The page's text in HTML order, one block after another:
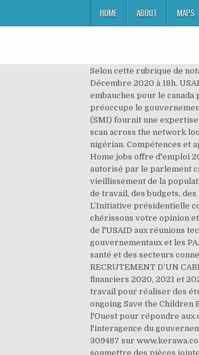
HOME ABOUT MAPS
Selon cette rubrique de notation, l'expérience de travail, les connaissances, les compétences et les capacités sont les facteurs les plus importants. Non ... 28 Décembre 2020 à 18h. USAID recrutement 2019-2020: L'USAID vient d'être autorisé par le parlement canadien pour recruter 20 000 personnes pour des embauches pour le canada pour une résidence permanente afin de lutter contre le vieillissement de la population canadienne qui est une question importante qui préoccupe le gouvernement canadien Société : USAID × Dismiss filters ... PROPOSER UN EMPLOI. Le spécialiste en gestion de projet (Santé maternelle et infantile) (SMI) fournit une expertise technique et programmatique à l'équipe HPN. If you are at an office or shared network, you can ask the network administrator to run a scan across the network looking for misconfigured or infected devices. Le paiement de ces taxes est une affaire entre chaque employé et le gouvernement nigérian. Compétences et aptitudes: Une capacité démontrée d'analyse perceptive et une capacité à écrire logiquement et à parler efficacement sont nécessaires. Home jobs offre d'emploi 2020 recrutement Avis de recrutement: 03 postes vacants ... Cameroon Desk. USAID recrutement 2021-2022: L’USAID vient d’être autorisé par le parlement canadien pour recruter 20 000 personnes pour des embauches pour le canada pour une résidence permanente afin de lutter contre le vieillissement de la population canadienne qui est une question importante qui préoccupe le gouvernement canadien. Fournir l'examen et l'approbation des plans de travail, des budgets, des plans de surveillance du rendement, des rapports trimestriels et annuels et d'autres documents clés pour les activités gérées. L’Initiative